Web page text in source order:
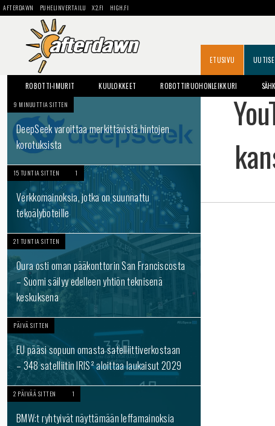
AFTERDAWN PUHELINVERTAILU X2.FI HIGH.FI
ETUSIVU
ROBOTTI-IMURIT KUULOKKEET ROBOTTIRUOHONLEIKKURI
9 MINUUTTIA SITTEN
DeepSeek varoittaa merkittävistä hintojen
korotuksista
15 TUNTIA SITTEN 1
Verkkomainoksia, jotka on suunnattu
tekoälyboteille
21 TUNTIA SITTEN
Oura osti oman pääkonttorin San Franciscosta
– Suomi säilyy edelleen yhtiön teknisenä
keskuksena
PÄIVÄ SITTEN
EU pääsi sopuun omasta satelliittiverkostaan
– 348 satelliitin IRIS² aloittaa laukaisut 2029
2 PÄIVÄÄ SITTEN 1
BMW:t ryhtyivät näyttämään leffamainoksia